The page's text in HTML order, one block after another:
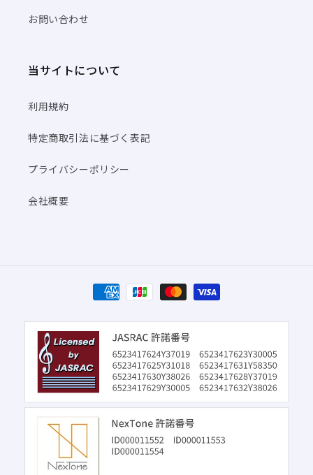
お問い合わせ
当サイトについて
利用規約
特定商取引法に基づく表記
プライバシーポリシー
会社概要
決
済
方
法